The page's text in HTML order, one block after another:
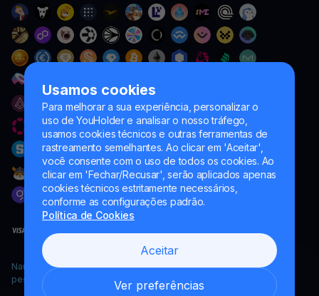
Usamos cookies
Para melhorar a sua experiência, personalizar o
uso de YouHolder e analisar o nosso tráfego,
usamos cookies técnicos e outras ferramentas de
rastreamento semelhantes. Ao clicar em 'Aceitar',
você consente com o uso de todos os cookies. Ao
clicar em 'Fechar/Recusar', serão aplicados apenas
cookies técnicos estritamente necessários,
conforme as configurações padrão.
Política de Cookies
Aceitar
Ver preferências
Naumard LTD. – apenas para fins de desenvolvimento de TI,
pesquisa e marketing